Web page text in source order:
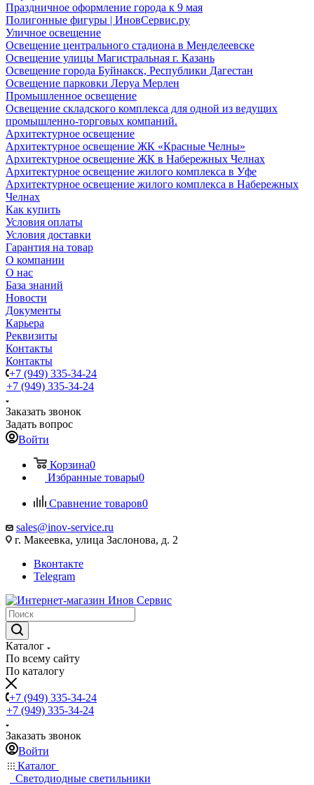
Праздничное оформление города к 9 мая
Полигонные фигуры | ИновСервис.ру
Уличное освещение
Освещение центрального стадиона в Менделеевске
Освещение улицы Магистральная г. Казань
Освещение города Буйнакск, Республики Дагестан
Освещение парковки Леруа Мерлен
Промышленное освещение
Освещение складского комплекса для одной из ведущих
промышленно-торговых компаний.
Архитектурное освещение
Архитектурное освещение ЖК «Красные Челны»
Архитектурное освещение ЖК в Набережных Челнах
Архитектурное освещение жилого комплекса в Уфе
Архитектурное освещение жилого комплекса в Набережных
Челнах
Как купить
Условия оплаты
Условия доставки
Гарантия на товар
О компании
О нас
База знаний
Новости
Документы
Карьера
Реквизиты
Контакты
Контакты
+7 (949) 335-34-24
+7 (949) 335-34-24
Заказать звонок
Задать вопрос
Войти
Корзина0
Избранные товары0
Сравнение товаров0
sales@inov-service.ru
г. Макеевка, улица Заслонова, д. 2
Вконтакте
Telegram
Каталог
По всему сайту
По каталогу
+7 (949) 335-34-24
+7 (949) 335-34-24
Заказать звонок
Войти
Каталог
Светодиодные светильники